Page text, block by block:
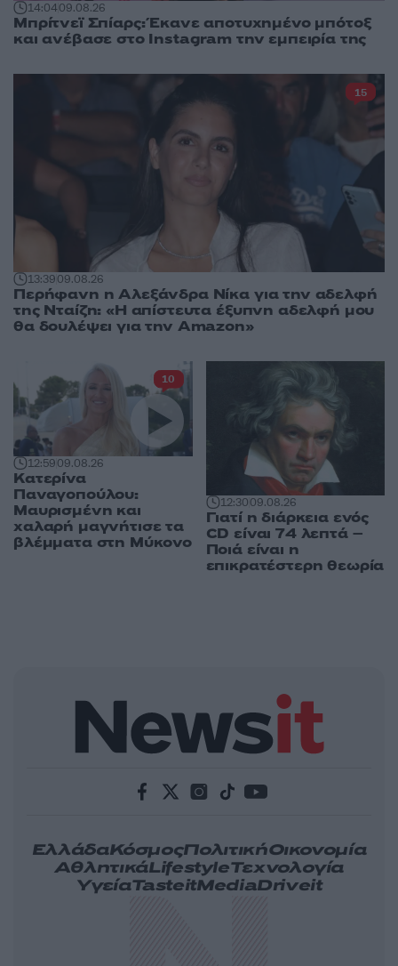
14:0409.08.26
Μπρίτνεϊ Σπίαρς: Έκανε αποτυχημένο μπότοξ
και ανέβασε στο Instagram την εμπειρία της
13:3909.08.26
Περήφανη η Αλεξάνδρα Νίκα για την αδελφή
της Νταίζη: «Η απίστευτα έξυπνη αδελφή μου
θα δουλέψει για την Amazon»
15
12:5909.08.26
Κατερίνα
Παναγοπούλου:
Μαυρισμένη και
χαλαρή μαγνήτισε τα
βλέμματα στη Μύκονο
10
12:3009.08.26
Γιατί η διάρκεια ενός
CD είναι 74 λεπτά –
Ποιά είναι η
επικρατέστερη θεωρία
ΕλλάδαΚόσμοςΠολιτικήΟικονομία
ΑθλητικάLifestyleΤεχνολογία
ΥγείαTasteitMediaDriveit